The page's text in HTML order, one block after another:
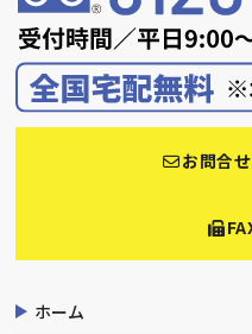
お問合
ホーム